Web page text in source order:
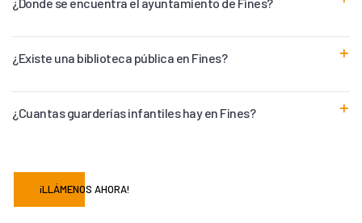
¿Existe una biblioteca pública en Fines?
¿Cuantas guarderías infantiles hay en Fines?
¡LLÁMENOS AHORA!